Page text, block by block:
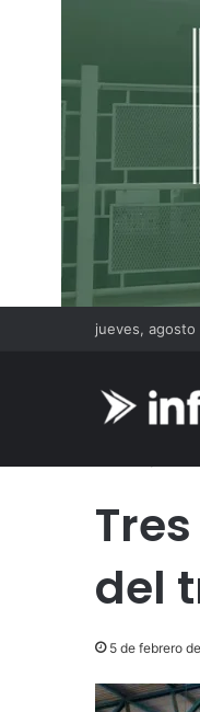
jueves, agosto
del
5 de febrero